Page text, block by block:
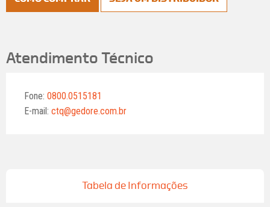
Atendimento Técnico
Fone: 0800.0515181
E-mail: ctq@gedore.com.br
Tabela de Informações